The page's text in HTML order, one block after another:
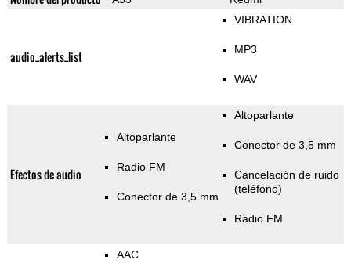
audio_alerts_list
VIBRATION
MP3
WAV
Efectos de audio
Altoparlante
Radio FM
Conector de 3,5 mm
Altoparlante
Conector de 3,5 mm
Cancelación de ruido
(teléfono)
Radio FM
AAC